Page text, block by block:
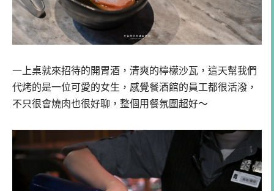
一上桌就來招待的開胃酒，清爽的檸檬沙瓦，這天幫我們
代烤的是一位可愛的女生，感覺餐酒館的員工都很活潑，
不只很會燒肉也很好聊，整個用餐氛圍超好～